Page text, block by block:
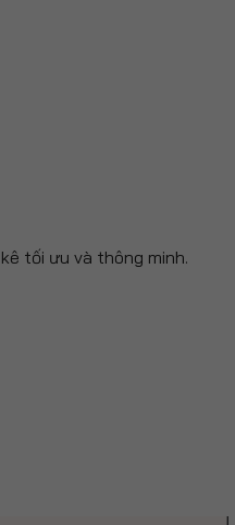
tối ưu và thông minh.